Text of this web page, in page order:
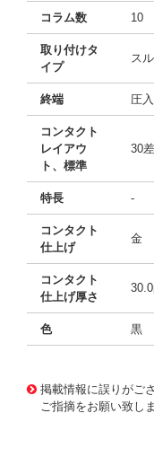
コラム数 10
取り付けタ
イプ
ス
終端 圧入
コンタクト
レイアウ
ト、標準
30
特長 -
コンタクト
仕上げ
金
コンタクト
仕上げ厚さ
色 黒
掲載情報に誤りがご
ご指摘をお願い致しま